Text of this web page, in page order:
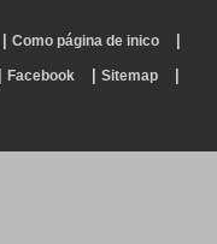
Como página de inico
Facebook Sitemap